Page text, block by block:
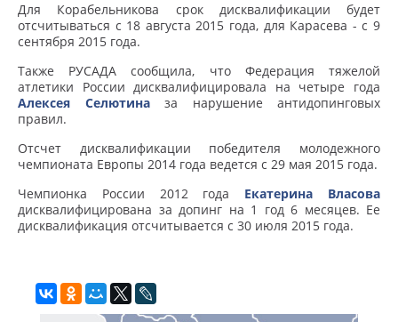
Для Корабельникова срок дисквалификации будет
отсчитываться с 18 августа 2015 года, для Карасева - с 9
сентября 2015 года.
Также РУСАДА сообщила, что Федерация тяжелой
атлетики России дисквалифицировала на четыре года
Алексея Селютиназа нарушение антидопинговых
правил.
Отсчет дисквалификации победителя молодежного
чемпионата Европы 2014 года ведется с 29 мая 2015 года.
Чемпионка России 2012 года Екатерина Власова
дисквалифицирована за допинг на 1 год 6 месяцев. Ее
дисквалификация отсчитывается с 30 июля 2015 года.